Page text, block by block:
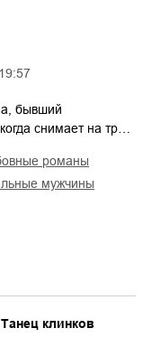
бывший
снимает на тр…
романы
мужчины
клинков